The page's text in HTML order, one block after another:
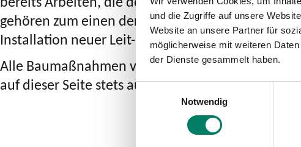
und die Zugriffe auf unsere
Website an unsere Partner für
möglicherweise mit weiteren
der Dienste gesammelt haben.
Einwilligungsauswahl
Notwendig
gehören zum einen der S-Bahn-Ausbau im
Installation neuer Leit- und Sicherungstechnik
Alle Baumaßnahmen verursachen allerdings bis
auf dieser Seite stets auf dem Laufenden.